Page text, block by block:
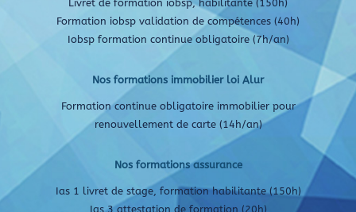
Livret de formation iobsp, habilitante (150h)
Formation iobsp validation de compétences (40h)
Iobsp formation continue obligatoire (7h/an)
Nos formations immobilier loi Alur
Formation continue obligatoire immobilier pour
renouvellement de carte (14h/an)
Nos formations assurance
Ias 1 livret de stage, formation habilitante (150h)
Ias 3 attestation de formation (20h)